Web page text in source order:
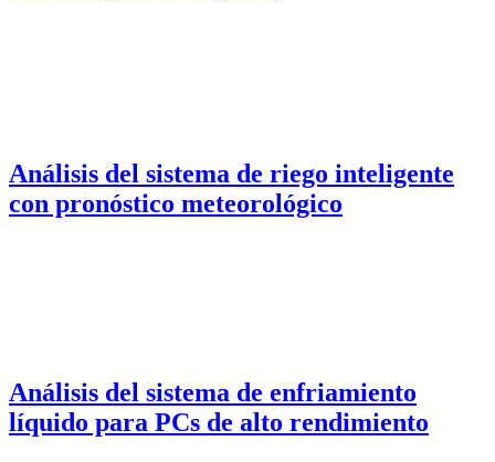
Análisis del sistema de riego inteligente
con pronóstico meteorológico
Análisis del sistema de enfriamiento
líquido para PCs de alto rendimiento